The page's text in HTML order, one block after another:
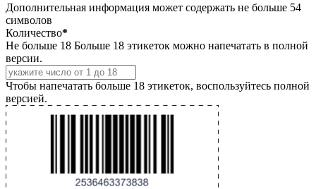
Дополнительная информация может содержать не больше 54
символов
Количество*
Не больше 18 Больше 18 этикеток можно напечатать в полной
версии.
Чтобы напечатать больше 18 этикеток, воспользуйтесь полной
версией.